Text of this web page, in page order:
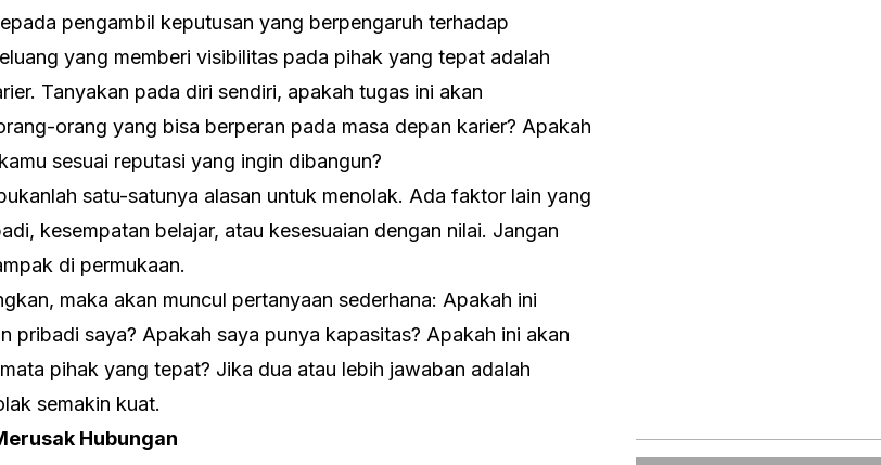
pengambil keputusan yang berpengaruh terhadap
yang memberi visibilitas pada pihak yang tepat adalah
Tanyakan pada diri sendiri, apakah tugas ini akan
orang yang bisa berperan pada masa depan karier? Apakah
sesuai reputasi yang ingin dibangun?
satu-satunya alasan untuk menolak. Ada faktor lain yang
kesempatan belajar, atau kesesuaian dengan nilai. Jangan
di permukaan.
maka akan muncul pertanyaan sederhana: Apakah ini
pribadi saya? Apakah saya punya kapasitas? Apakah ini akan
pihak yang tepat? Jika dua atau lebih jawaban adalah
semakin kuat.
Hubungan